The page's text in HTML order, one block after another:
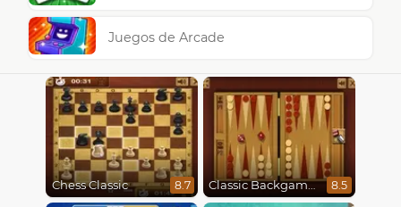
Juegos de Arcade
Chess Classic 8.7 Classic Backgammon 8.5